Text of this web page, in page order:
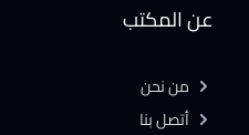
عن المكتب
من نحن
أتصل بنا